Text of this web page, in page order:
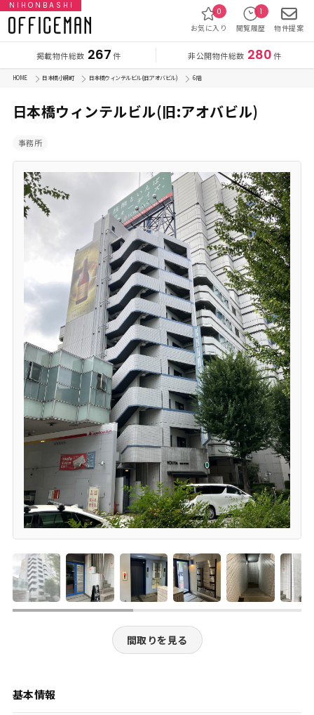
NIHONBASHI
掲載物件総数 267 件 非公開物件総数 280 件
お気に入り
0
閲覧履歴
1
物件提案
HOME 日本橋小網町 日本橋ウィンテルビル(旧:アオバビル) 6 階
日本橋ウィンテルビル(旧:アオバビル)
事務所
間取りを見る
基本情報